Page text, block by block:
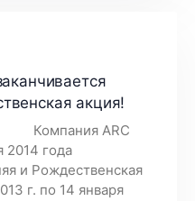
акция!
Компания ARC
2014 года
и Рождественская
г. по 14 января